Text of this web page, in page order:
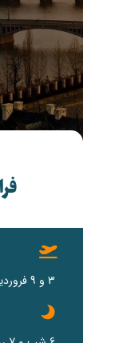
فرانسه + چک (6 شب)
3 و 9 فروردین